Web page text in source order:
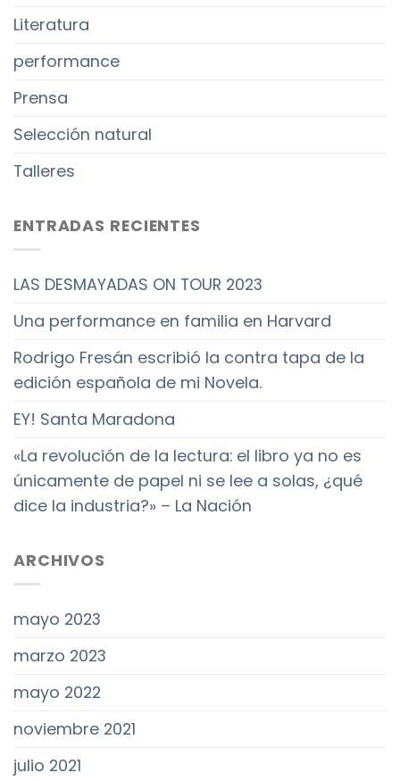
Literatura
performance
Prensa
Selección natural
Talleres
ENTRADAS RECIENTES
LAS DESMAYADAS ON TOUR 2023
Una performance en familia en Harvard
Rodrigo Fresán escribió la contra tapa de la
edición española de mi Novela.
EY! Santa Maradona
«La revolución de la lectura: el libro ya no es
únicamente de papel ni se lee a solas, ¿qué
dice la industria?» – La Nación
ARCHIVOS
mayo 2023
marzo 2023
mayo 2022
noviembre 2021
julio 2021